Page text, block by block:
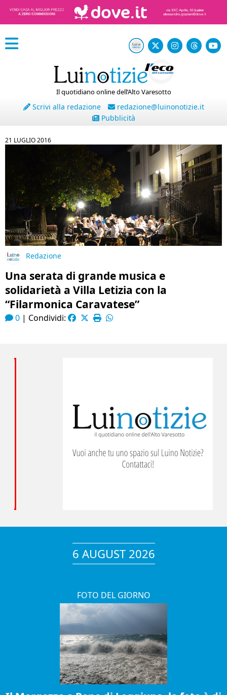
Il quotidiano online dell’Alto Varesotto
Scrivi alla redazione
redazione@luinonotizie.it
Pubblicità
21 LUGLIO 2016
Redazione
Una serata di grande musica e
solidarietà a Villa Letizia con la
“Filarmonica Caravatese”
0 | Condividi:
6 AUGUST 2026
FOTO DEL GIORNO